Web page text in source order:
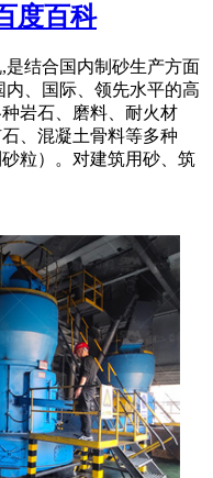
度百科
结合国内制砂生产方面
、国际、领先水平的高
岩石、磨料、耐火材
、混凝土骨料等多种
粒）。对建筑用砂、筑